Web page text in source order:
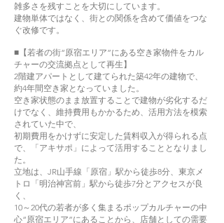
雑多さを残すことを大切にしています。
建物単体ではなく、街との関係を含めて価値をつな
ぐ改修です。
■【若者の街“原宿エリア”にある空き家物件をカル
チャーの交流拠点として再生】
2階建アパートとして建てられた築42年の建物で、
約4年間空き家となっていました。
空き家状態のまま放置することで建物が劣化するだ
けでなく、維持費用もかかるため、活用方法を模索
されていた中で、
初期費用をかけずに安定した賃料収入が得られる点
で、「アキサポ」によって活用することとなりまし
た。
立地は、JR山手線「原宿」駅から徒歩8分、東京メ
トロ「明治神宮前」駅から徒歩7分とアクセスが良
く、
10～20代の若者が多く集まるポップカルチャーの中
心“原宿エリア”にあることから、店舗としての需要